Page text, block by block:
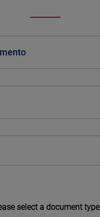
select a document type